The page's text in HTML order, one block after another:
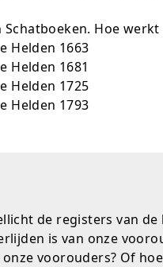
Hoe werkt
Helden 1663
Helden 1681
Helden 1725
Helden 1793
de registers van
is van onze
voorouders? Of